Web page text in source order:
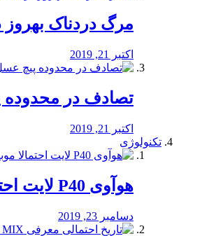
مرگ دردناک
اکتبر 21, 2019
تصادف در محدوده
اکتبر 21, 2019
تکنولوژی
هوآوی P40 لایت احتمالا موبا
دسامبر 23, 2019